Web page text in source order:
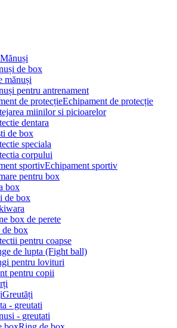
Mănuși
de box
mănuși
pentru antrenament
Echipament de protecție
miinilor si picioarelor
dentara
de box
speciala
corpului
Echipament sportiv
pentru box
box
de box
box de perete
de box
pentru coapse
de lupta (Fight ball)
pentru lovituri
pentru copii
Greutăți
- greutati
- greutati